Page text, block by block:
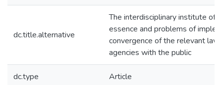
dc.title.alternative
The interdisciplinary institute of
essence and problems of
convergence of the relevant
agencies with the public
dc.type Article